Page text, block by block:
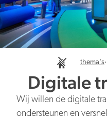
Internationale
Over ons
Lees meer over NBTC
Wat we doen
Organisatie
Werken bij
NBTC Mediabank
Newsroom
Ga naar de Newsroom
Nieuwsberichten
Persberichten
EN
thema's
Digitale
Wij willen de digitale
ondersteunen en